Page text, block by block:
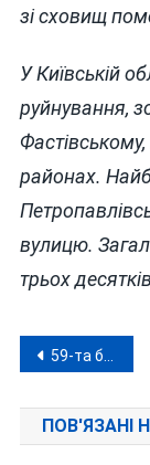
зі сховищ
У Київській
руйнування,
районах.
вулицю.
трьох
записів
59-та бригада з Вінниччини відзначена за мужність та відвагу
ПОВ'ЯЗАНІ